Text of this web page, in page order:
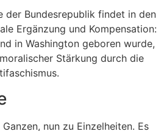
der Bundesrepublik findet in den
Ergänzung und Kompensation:
in Washington geboren wurde,
Stärkung durch die
nun zu Einzelheiten. Es